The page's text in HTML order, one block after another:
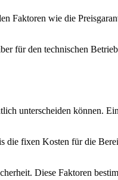
Faktoren wie die
für den technischen
unterscheiden können.
fixen Kosten für die
Diese Faktoren